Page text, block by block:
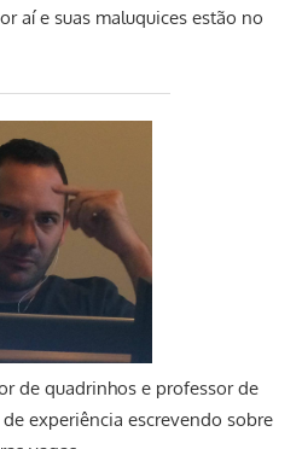
aí e suas maluquices estão no
de quadrinhos e professor de
experiência escrevendo sobre